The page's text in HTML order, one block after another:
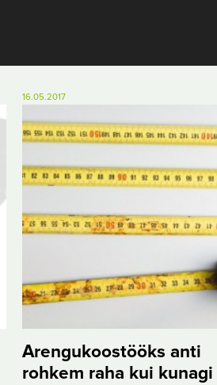
16.05.2017
Arengukoostööks anti
rohkem raha kui kunagi